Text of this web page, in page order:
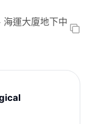
海運大廈地下中